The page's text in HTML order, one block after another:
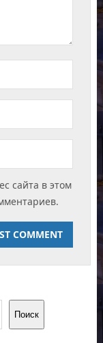
сайта в этом
Поиск